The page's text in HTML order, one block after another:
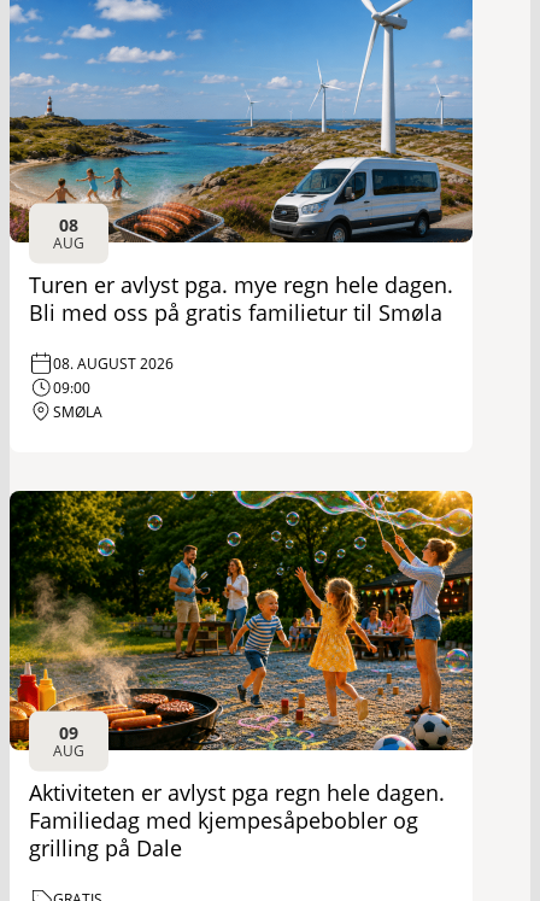
08
AUG
Turen er avlyst pga. mye regn hele dagen.
Bli med oss på gratis familietur til Smøla
08. AUGUST 2026
09:00
SMØLA
09
AUG
Aktiviteten er avlyst pga regn hele dagen.
Familiedag med kjempesåpebobler og
grilling på Dale